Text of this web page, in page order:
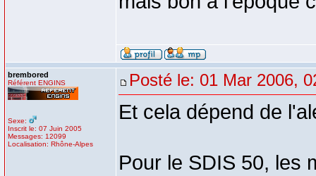
brembored
Référent ENGINS
Sexe:
Inscrit le: 07 Juin 2005
Messages: 12099
Localisation: Rhône-Alpes
Posté le: 01 Mar 2006,
Et cela dépend de
Pour le SDIS 50, les